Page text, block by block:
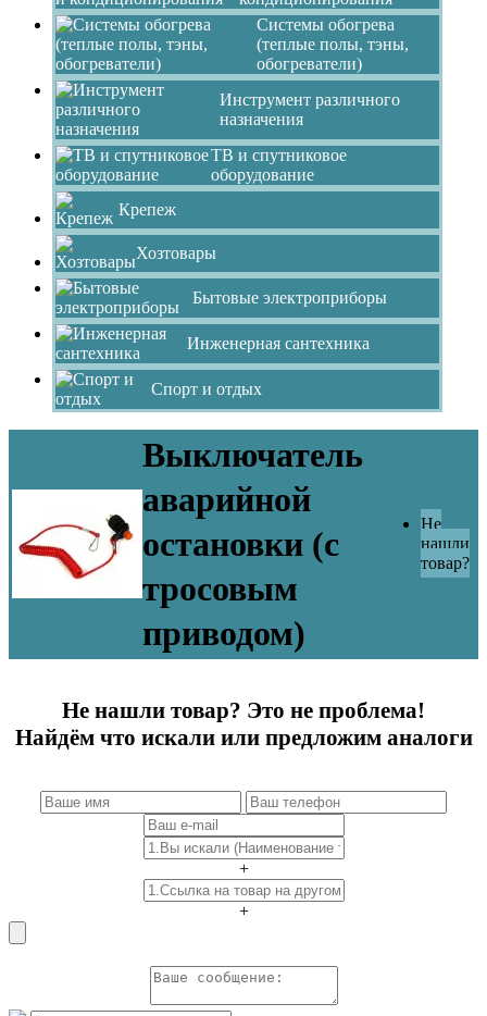
Системы обогрева
(теплые полы, тэны,
обогреватели)
Инструмент различного
назначения
ТВ и спутниковое
оборудование
Крепеж
Хозтовары
Бытовые электроприборы
Инженерная сантехника
Спорт и отдых
Выключатель
аварийной
остановки (с
тросовым
приводом)
Не
нашли
товар?
Не нашли товар? Это не проблема!
Найдём что искали или предложим аналоги
+
+